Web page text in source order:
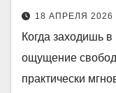
18 АПРЕЛЯ 2026
Когда заходишь
ощущение
практически